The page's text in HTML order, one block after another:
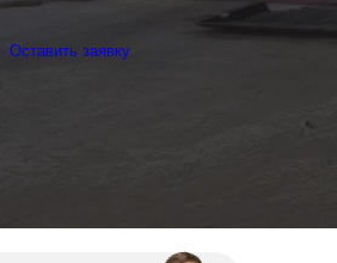
Оставить заявку